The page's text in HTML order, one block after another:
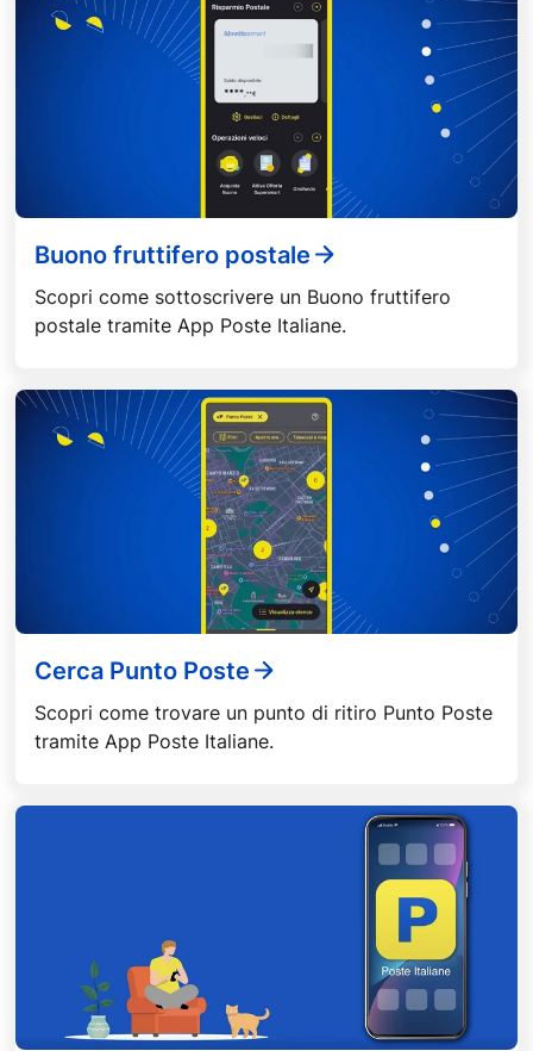
Buono fruttifero postale
Scopri come sottoscrivere un Buono fruttifero
postale tramite App Poste Italiane.
Cerca Punto Poste
Scopri come trovare un punto di ritiro Punto Poste
tramite App Poste Italiane.